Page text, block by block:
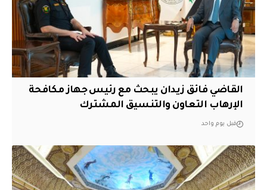
القاضي فائق زيدان يبحث مع رئيس جهاز مكافحة
الإرهاب التعاون والتنسيق المشترك
قبل يوم واحد